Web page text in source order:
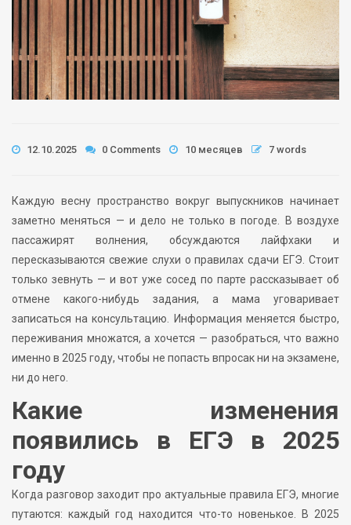
12.10.2025 0 Comments 10 месяцев 7 words
Каждую весну пространство вокруг выпускников начинает
заметно меняться — и дело не только в погоде. В воздухе
пассажирят волнения, обсуждаются лайфхаки и
пересказываются свежие слухи о правилах сдачи ЕГЭ. Стоит
только зевнуть — и вот уже сосед по парте рассказывает об
отмене какого-нибудь задания, а мама уговаривает
записаться на консультацию. Информация меняется быстро,
переживания множатся, а хочется — разобраться, что важно
именно в 2025 году, чтобы не попасть впросак ни на экзамене,
ни до него.
Какие изменения
появились в ЕГЭ в 2025
году
Когда разговор заходит про актуальные правила ЕГЭ, многие
путаются: каждый год находится что-то новенькое. В 2025